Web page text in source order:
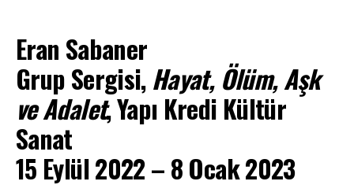
Eran Sabaner
Grup Sergisi,Hayat, Ölüm, Aşk
ve Adalet, Yapı Kredi Kültür
Sanat
15 Eylül 2022 – 8 Ocak 2023